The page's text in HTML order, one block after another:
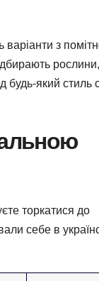
варіанти з
рослини,
будь-який стиль
торкатися до
себе в